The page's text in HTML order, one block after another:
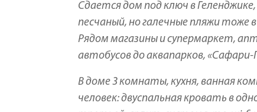
Сдается дом под ключ в
песчаный, но галечные пляжи тоже
Рядом магазины и супермаркет,
автобусов до аквапарков,
В доме 3 комнаты, кухня, ванная
человек: двуспальная кровать в